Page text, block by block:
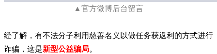
▲官方微博后台留言
经了解，有不法分子利用慈善名义以做任务获返利的方式进行
诈骗，这是新型公益骗局。